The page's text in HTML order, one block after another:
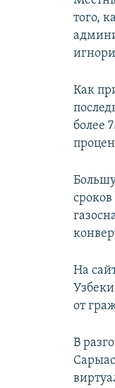
того,
Как
более
На
от
​В